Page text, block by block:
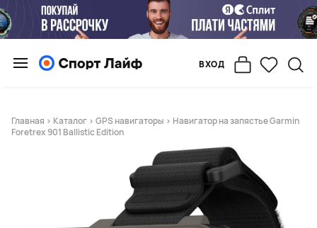
ВХОД
Главная > Каталог > GPS навигаторы > Навигатор на запястье Garmin
Foretrex 901 Ballistic Edition